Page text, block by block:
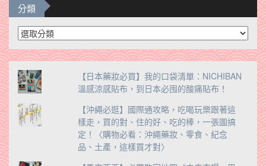
分類
分
類
【日本藥妝必買】我的口袋清單：NICHIBAN
溫感涼感貼布，到日本必囤的酸痛貼布！
【沖繩必逛】國際通攻略，吃喝玩樂跟著這
樣走，買的對、住的好、吃的棒，一張圖搞
定！〈購物必看：沖繩藥妝、零食、紀念
品、土產，這樣買才對〉